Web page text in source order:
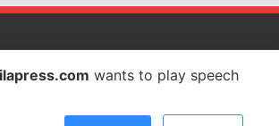
الشاملة بريس تصدر عن شركة الشاملة بريس
wants to play speech